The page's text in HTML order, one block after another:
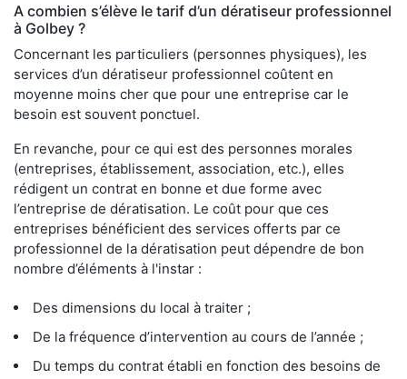
A combien s’élève le tarif d’un dératiseur professionnel
à Golbey ?
Concernant les particuliers (personnes physiques), les
services d’un dératiseur professionnel coûtent en
moyenne moins cher que pour une entreprise car le
besoin est souvent ponctuel.
En revanche, pour ce qui est des personnes morales
(entreprises, établissement, association, etc.), elles
rédigent un contrat en bonne et due forme avec
l’entreprise de dératisation. Le coût pour que ces
entreprises bénéficient des services offerts par ce
professionnel de la dératisation peut dépendre de bon
nombre d’éléments à l'instar :
Des dimensions du local à traiter ;
De la fréquence d’intervention au cours de l’année ;
Du temps du contrat établi en fonction des besoins de